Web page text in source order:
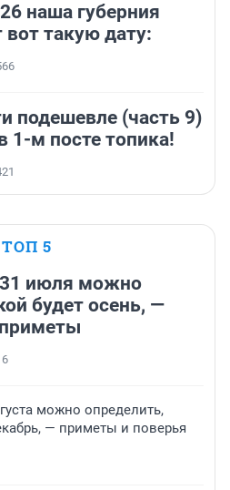
наша губерния
такую дату:
подешевле (часть 9)
м посте топика!
ТОП 5
31 июля можно
будет осень, —
можно определить,
— приметы и поверья